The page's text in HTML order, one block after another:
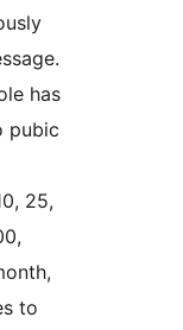
has
pubic
25,
to